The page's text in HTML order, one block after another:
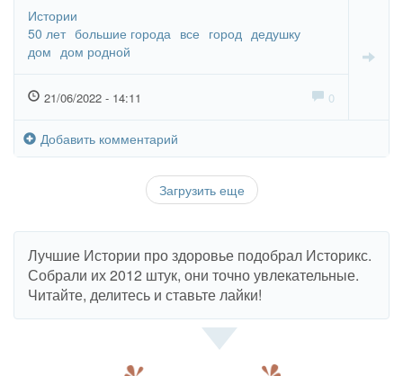
Истории
50 лет большие города все город дедушку
дом дом родной
21/06/2022 - 14:11 0
Добавить комментарий
Загрузить еще
Лучшие Истории про здоровье подобрал Историкс.
Собрали их 2012 штук, они точно увлекательные.
Читайте, делитесь и ставьте лайки!